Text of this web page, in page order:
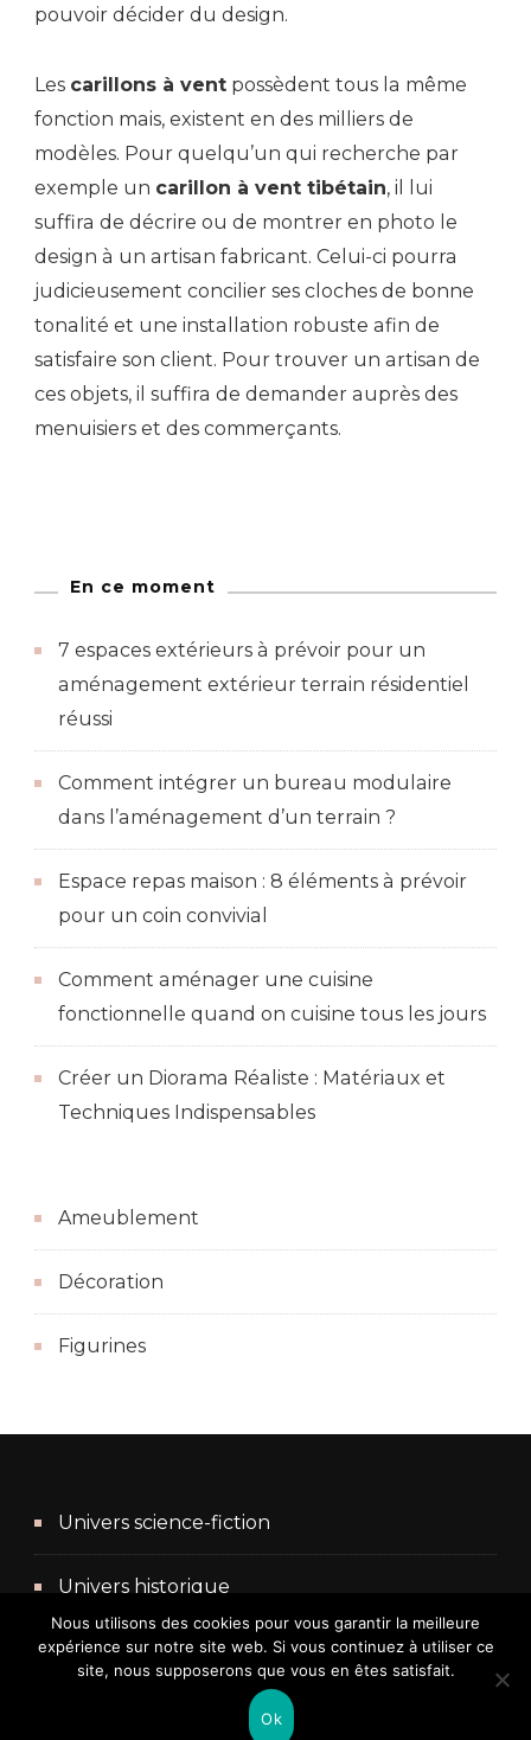
pouvoir décider du design.
Les carillons à vent possèdent tous la même
fonction mais, existent en des milliers de
modèles. Pour quelqu’un qui recherche par
exemple un carillon à vent tibétain, il lui
suffira de décrire ou de montrer en photo le
design à un artisan fabricant. Celui-ci pourra
judicieusement concilier ses cloches de bonne
tonalité et une installation robuste afin de
satisfaire son client. Pour trouver un artisan de
ces objets, il suffira de demander auprès des
menuisiers et des commerçants.
En ce moment
7 espaces extérieurs à prévoir pour un
aménagement extérieur terrain résidentiel
réussi
Comment intégrer un bureau modulaire
dans l’aménagement d’un terrain ?
Espace repas maison : 8 éléments à prévoir
pour un coin convivial
Comment aménager une cuisine
fonctionnelle quand on cuisine tous les jours
Créer un Diorama Réaliste : Matériaux et
Techniques Indispensables
Ameublement
Décoration
Figurines
Univers science-fiction
Univers historique
Univers fantasy
Nous utilisons des cookies pour vous garantir la meilleure
expérience sur notre site web. Si vous continuez à utiliser ce
site, nous supposerons que vous en êtes satisfait.
Ok